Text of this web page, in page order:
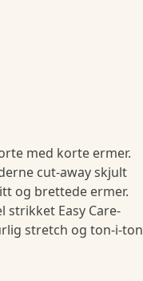
med korte ermer.
cut-away skjult
og brettede ermer.
strikket Easy Care-
stretch og ton-i-ton